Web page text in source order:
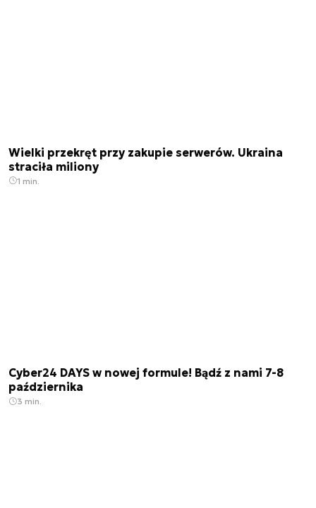
Wielki przekręt przy zakupie serwerów. Ukraina
straciła miliony
1 min.
Cyber24 DAYS w nowej formule! Bądź z nami 7-8
października
3 min.